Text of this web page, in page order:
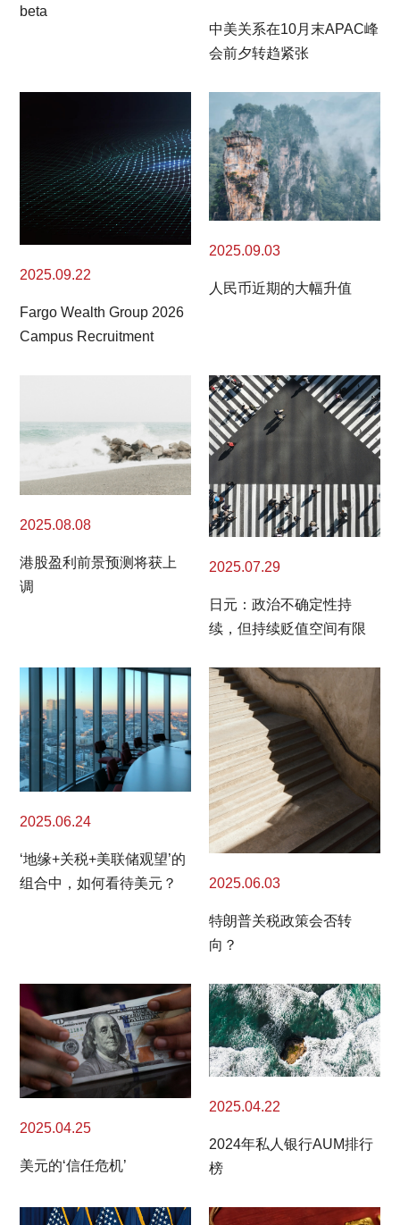
beta
中美关系在10月末APAC峰
会前夕转趋紧张
2025.09.22
Fargo Wealth Group 2026
Campus Recruitment
2025.09.03
人民币近期的大幅升值
2025.08.08
港股盈利前景预测将获上
调
2025.07.29
日元：政治不确定性持
续，但持续贬值空间有限
2025.06.24
‘地缘+关税+美联储观望’的
组合中，如何看待美元？
2025.06.03
特朗普关税政策会否转
向？
2025.04.25
美元的‘信任危机’
2025.04.22
2024年私人银行AUM排行
榜